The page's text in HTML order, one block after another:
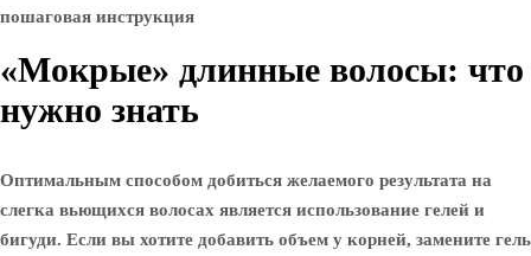
«Мокрые» длинные волосы: что
нужно знать
Оптимальным способом добиться желаемого результата на
слегка вьющихся волосах является использование гелей и
бигуди. Если вы хотите добавить объем у корней, замените гель